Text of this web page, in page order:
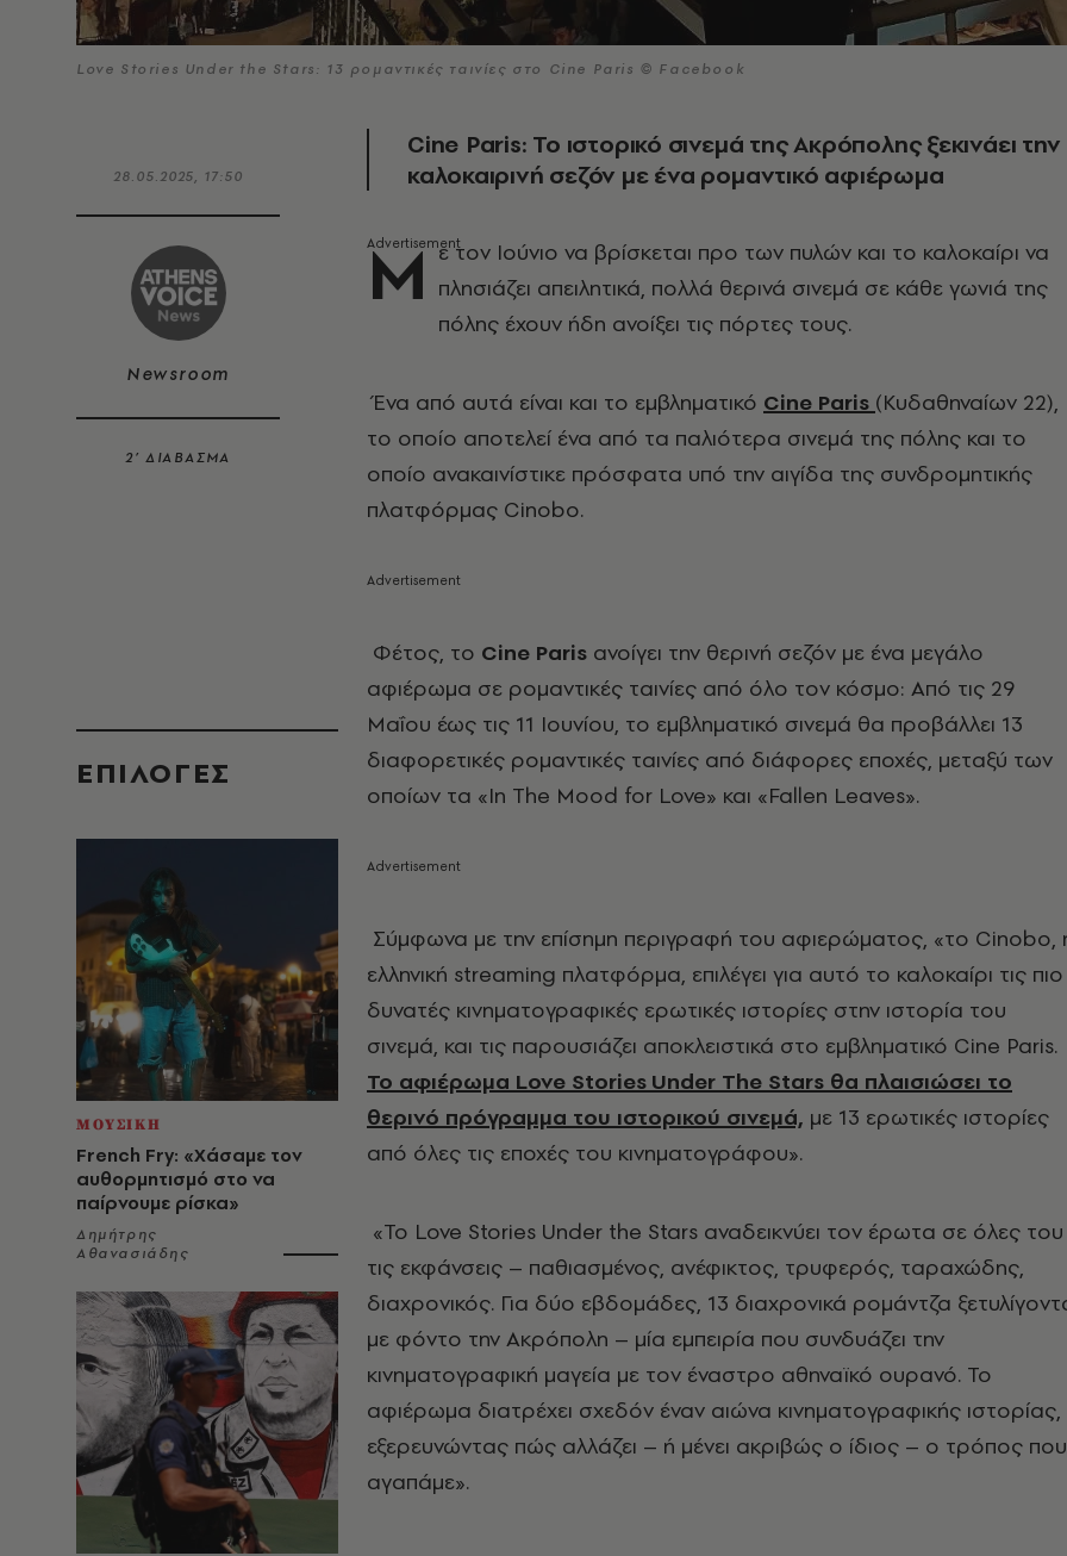
Love Stories Under the Stars: 13 ρομαντικές ταινίες στο Cine Paris © Facebook
28.05.2025, 17:50
Newsroom
2’ ΔΙΑΒΑΣΜΑ
EΠΙΛΟΓΈΣ
ΜΟΥΣΙΚΗ
French Fry: «Χάσαμε τον
αυθορμητισμό στο να
παίρνουμε ρίσκα»
Δημήτρης
Αθανασιάδης
Cine Paris: Το ιστορικό σινεμά της Ακρόπολης ξεκινάει την
καλοκαιρινή σεζόν με ένα ρομαντικό αφιέρωμα
Μ ε τον Ιούνιο να βρίσκεται προ των πυλών και το καλοκαίρι να
πλησιάζει απειλητικά, πολλά θερινά σινεμά σε κάθε γωνιά της
πόλης έχουν ήδη ανοίξει τις πόρτες τους.
Ένα από αυτά είναι και το εμβληματικό Cine Paris (Κυδαθηναίων 22),
το οποίο αποτελεί ένα από τα παλιότερα σινεμά της πόλης και το
οποίο ανακαινίστικε πρόσφατα υπό την αιγίδα της συνδρομητικής
πλατφόρμας Cinobo.
Φέτος, το Cine Paris ανοίγει την θερινή σεζόν με ένα μεγάλο
αφιέρωμα σε ρομαντικές ταινίες από όλο τον κόσμο: Από τις 29
Μαΐου έως τις 11 Ιουνίου, το εμβληματικό σινεμά θα προβάλλει 13
διαφορετικές ρομαντικές ταινίες από διάφορες εποχές, μεταξύ των
οποίων τα «In The Mood for Love» και «Fallen Leaves».
Σύμφωνα με την επίσημη περιγραφή του αφιερώματος, «το Cinobo,
ελληνική streaming πλατφόρμα, επιλέγει για αυτό το καλοκαίρι τις πιο
δυνατές κινηματογραφικές ερωτικές ιστορίες στην ιστορία του
σινεμά, και τις παρουσιάζει αποκλειστικά στο εμβληματικό Cine Paris.
Το αφιέρωμα Love Stories Under The Stars θα πλαισιώσει το
θερινό πρόγραμμα του ιστορικού σινεμά, με 13 ερωτικές ιστορίες
από όλες τις εποχές του κινηματογράφου».
«Το Love Stories Under the Stars αναδεικνύει τον έρωτα σε όλες του
τις εκφάνσεις – παθιασμένος, ανέφικτος, τρυφερός, ταραχώδης,
διαχρονικός. Για δύο εβδομάδες, 13 διαχρονικά ρομάντζα
με φόντο την Ακρόπολη – μία εμπειρία που συνδυάζει την
κινηματογραφική μαγεία με τον έναστρο αθηναϊκό ουρανό. Το
αφιέρωμα διατρέχει σχεδόν έναν αιώνα κινηματογραφικής ιστορίας,
εξερευνώντας πώς αλλάζει – ή μένει ακριβώς ο ίδιος – ο τρόπος που
αγαπάμε».